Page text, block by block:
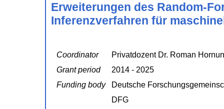
Erweiterungen des Random-
Inferenzverfahren für
Coordinator
Privatdozent Dr. Roman
Grant period
2014 - 2025
Funding body
Deutsche
DFG